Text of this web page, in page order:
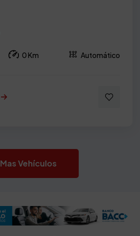
0 Km Automático
Mas Vehículos